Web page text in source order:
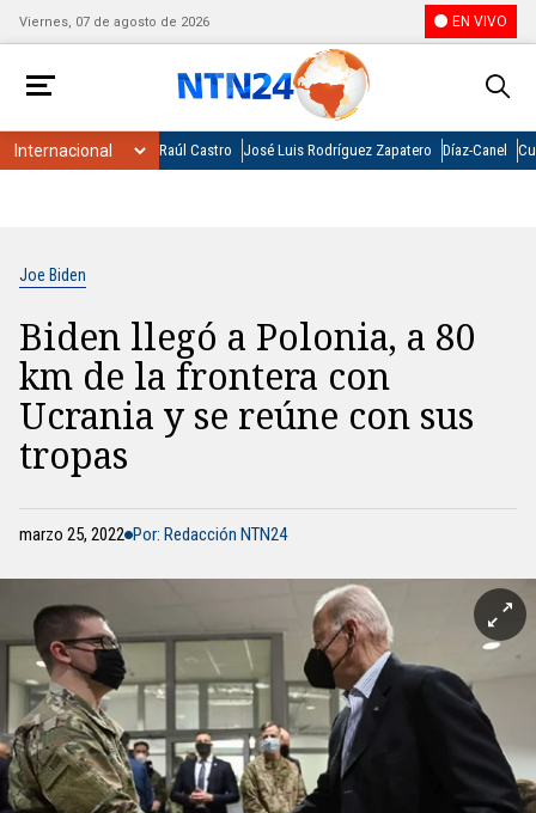
Viernes, 07 de agosto de 2026 EN VIVO
Raúl Castro José Luis Rodríguez Zapatero Díaz-Canel
Joe Biden
Biden llegó a Polonia, a 80
km de la frontera con
Ucrania y se reúne con sus
tropas
marzo 25, 2022 Por: Redacción NTN24